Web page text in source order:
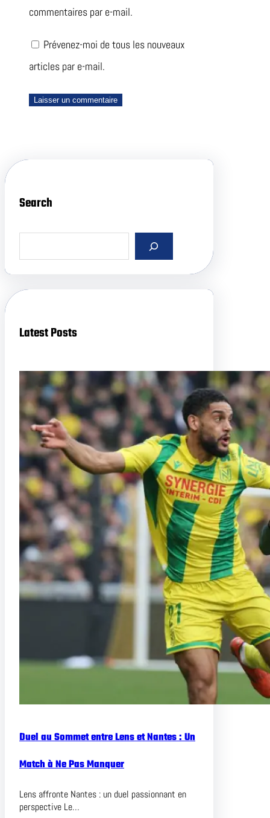
commentaires par e-mail.
Prévenez-moi de tous les nouveaux
articles par e-mail.
Search
a
h
Latest Posts
Duel au Sommet entre Lens et Nantes : Un
Match à Ne Pas Manquer
Lens affronte Nantes : un duel passionnant en
perspective Le…